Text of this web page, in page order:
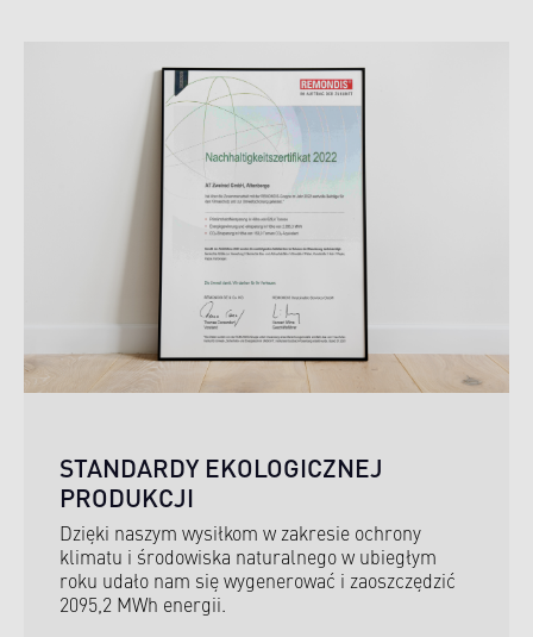
STANDARDY EKOLOGICZNEJ
PRODUKCJI
Dzięki naszym wysiłkom w zakresie ochrony
klimatu i środowiska naturalnego w ubiegłym
roku udało nam się wygenerować i zaoszczędzić
2095,2 MWh energii.